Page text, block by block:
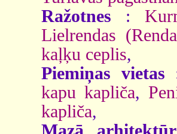
Ražotnes :
Lielrendas
kaļķu ceplis,
Piemiņas vietas
kapu kapliča,
kapliča,